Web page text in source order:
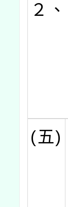
２、
(五)